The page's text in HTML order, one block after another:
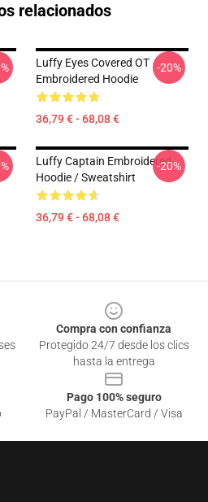
relacionados
Luffy Eyes Covered OT
Embroidered Hoodie
36,79 € - 68,08 €
-20%
Luffy Captain Embroidered
Hoodie / Sweatshirt
36,79 € - 68,08 €
-20%
Compra con confianza
Protegido 24/7 desde los clics
hasta la entrega
Pago 100% seguro
PayPal / MasterCard / Visa